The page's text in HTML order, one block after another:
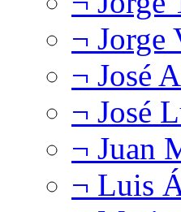
¬ Jorge
¬ José
¬ José
¬ Juan
¬ Luis